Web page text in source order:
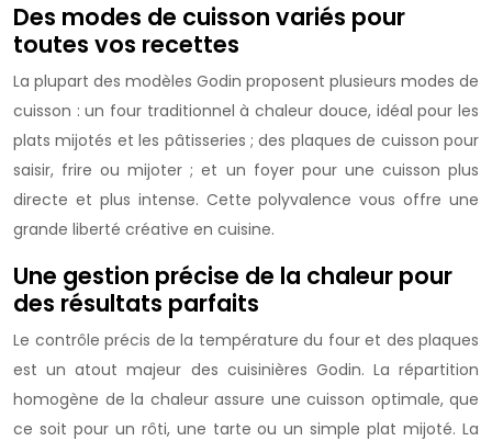
Des modes de cuisson variés pour
toutes vos recettes
La plupart des modèles Godin proposent plusieurs modes de
cuisson : un four traditionnel à chaleur douce, idéal pour les
plats mijotés et les pâtisseries ; des plaques de cuisson pour
saisir, frire ou mijoter ; et un foyer pour une cuisson plus
directe et plus intense. Cette polyvalence vous offre une
grande liberté créative en cuisine.
Une gestion précise de la chaleur pour
des résultats parfaits
Le contrôle précis de la température du four et des plaques
est un atout majeur des cuisinières Godin. La répartition
homogène de la chaleur assure une cuisson optimale, que
ce soit pour un rôti, une tarte ou un simple plat mijoté. La